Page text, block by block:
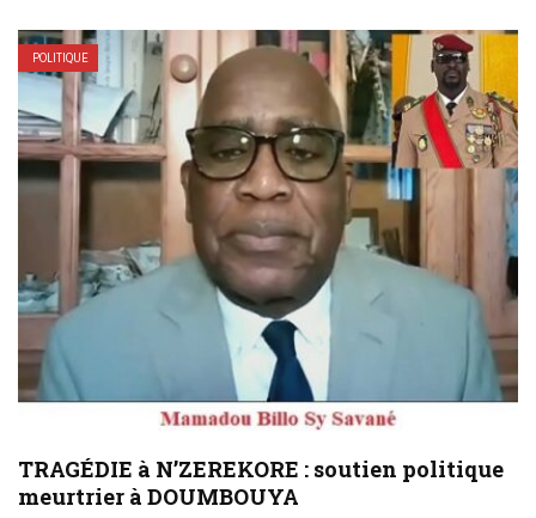
POLITIQUE
TRAGÉDIE à N’ZEREKORE : soutien politique
meurtrier à DOUMBOUYA